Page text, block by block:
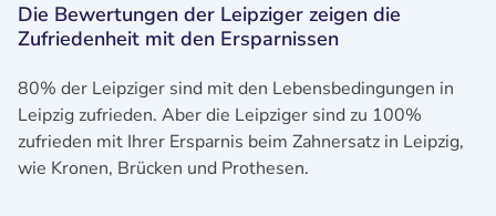
Die Bewertungen der Leipziger zeigen die
Zufriedenheit mit den Ersparnissen
80% der Leipziger sind mit den Lebensbedingungen in
Leipzig zufrieden. Aber die Leipziger sind zu 100%
zufrieden mit Ihrer Ersparnis beim Zahnersatz in Leipzig,
wie Kronen, Brücken und Prothesen.